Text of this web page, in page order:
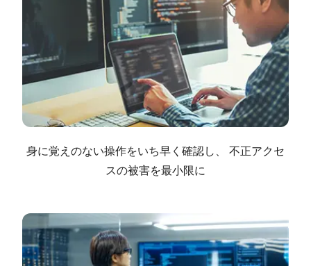
身に覚えのない操作をいち早く確認し、
不正アクセ
スの被害を最小限に